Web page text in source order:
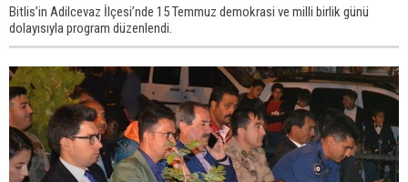
Bitlis’in Adilcevaz İlçesi’nde 15 Temmuz demokrasi ve milli birlik günü
dolayısıyla program düzenlendi.